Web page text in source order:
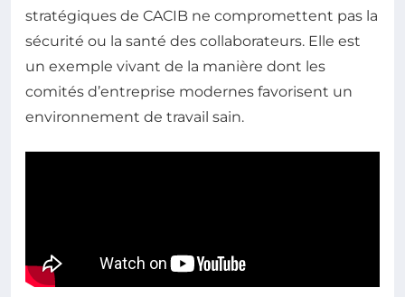
stratégiques de CACIB ne compromettent pas la
sécurité ou la santé des collaborateurs. Elle est
un exemple vivant de la manière dont les
comités d’entreprise modernes favorisent un
environnement de travail sain.